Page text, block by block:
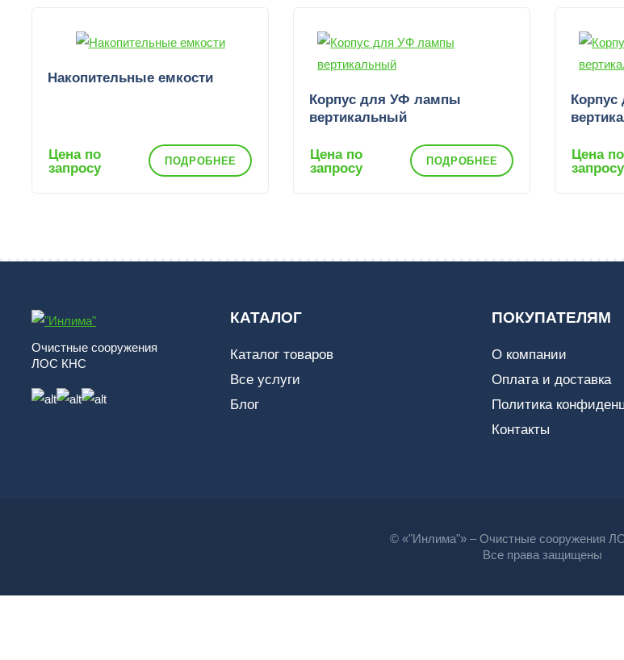
Накопительные емкости
Цена по
запросу
ПОДРОБНЕЕ
Корпус для УФ лампы
вертикальный
Цена по
запросу
ПОДРОБНЕЕ
Корпус
Цена по
запросу
Очистные сооружения
ЛОС КНС
КАТАЛОГ
Каталог товаров
Все услуги
Блог
ПОКУПАТЕЛЯМ
О компании
Оплата и доставка
Политика
Контакты
© «"Инлима"» – Очистные сооружения
Все права защищены